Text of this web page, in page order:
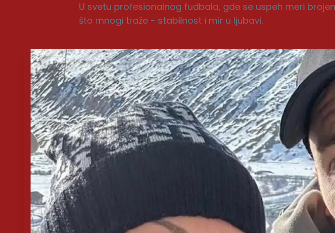
U svetu profesionalnog fudbala, gde se uspeh meri
što mnogi traže - stabilnost i mir u ljubavi.